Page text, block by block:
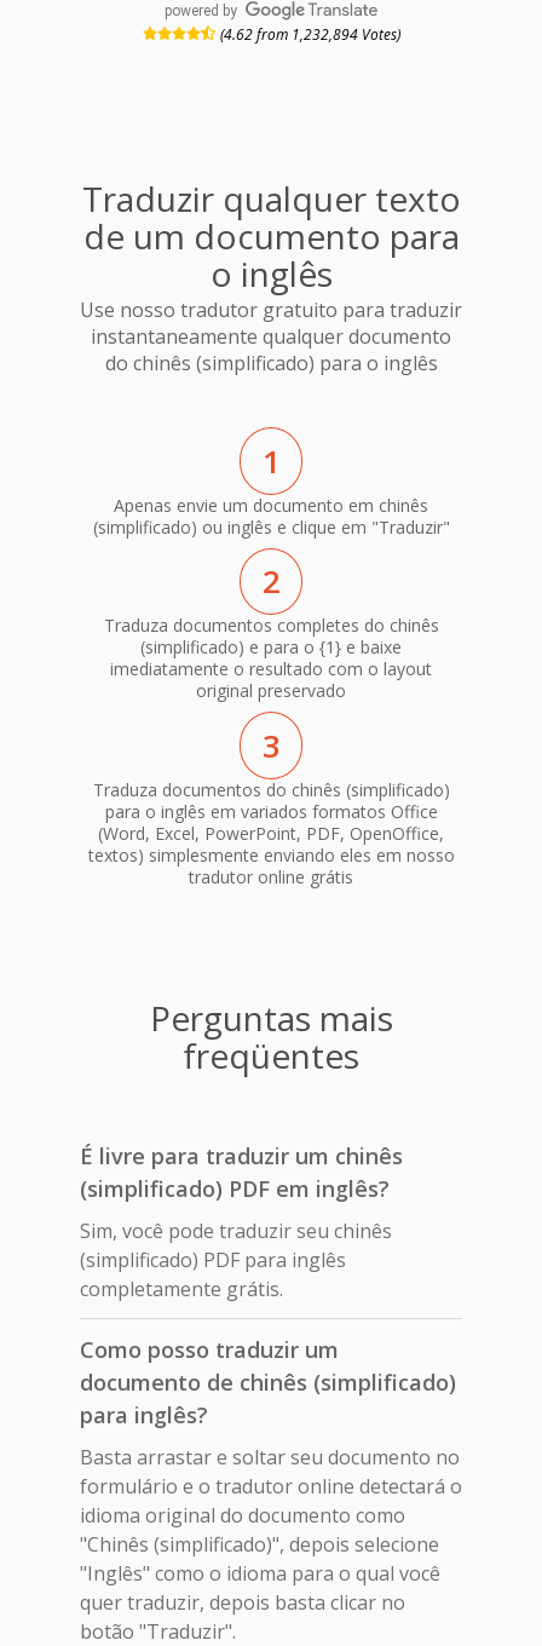
powered by
(4.62 from 1,232,894 Votes)
Traduzir qualquer texto
de um documento para
o inglês
Use nosso tradutor gratuito para traduzir
instantaneamente qualquer documento
do chinês (simplificado) para o inglês
1
Apenas envie um documento em chinês
(simplificado) ou inglês e clique em "Traduzir"
2
Traduza documentos completes do chinês
(simplificado) e para o {1} e baixe
imediatamente o resultado com o layout
original preservado
3
Traduza documentos do chinês (simplificado)
para o inglês em variados formatos Office
(Word, Excel, PowerPoint, PDF, OpenOffice,
textos) simplesmente enviando eles em nosso
tradutor online grátis
Perguntas mais
freqüentes
É livre para traduzir um chinês
(simplificado) PDF em inglês?
Sim, você pode traduzir seu chinês
(simplificado) PDF para inglês
completamente grátis.
Como posso traduzir um
documento de chinês (simplificado)
para inglês?
Basta arrastar e soltar seu documento no
formulário e o tradutor online detectará o
idioma original do documento como
"Chinês (simplificado)", depois selecione
"Inglês" como o idioma para o qual você
quer traduzir, depois basta clicar no
botão "Traduzir".